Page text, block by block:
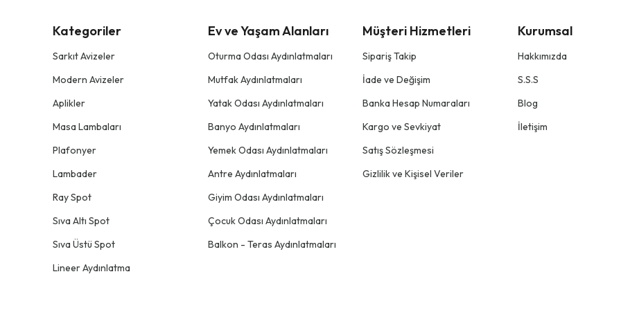
Kategoriler
Sarkıt Avizeler
Modern Avizeler
Aplikler
Masa Lambaları
Plafonyer
Lambader
Ray Spot
Sıva Altı Spot
Sıva Üstü Spot
Lineer Aydınlatma
Ev ve Yaşam Alanları
Oturma Odası Aydınlatmaları
Mutfak Aydınlatmaları
Yatak Odası Aydınlatmaları
Banyo Aydınlatmaları
Yemek Odası Aydınlatmaları
Antre Aydınlatmaları
Giyim Odası Aydınlatmaları
Çocuk Odası Aydınlatmaları
Balkon - Teras Aydınlatmaları
Müşteri Hizmetleri
Sipariş Takip
İade ve Değişim
Banka Hesap Numaraları
Kargo ve Sevkiyat
Satış Sözleşmesi
Gizlilik ve Kişisel Veriler
Kurumsal
Hakkımızda
S.S.S
Blog
İletişim